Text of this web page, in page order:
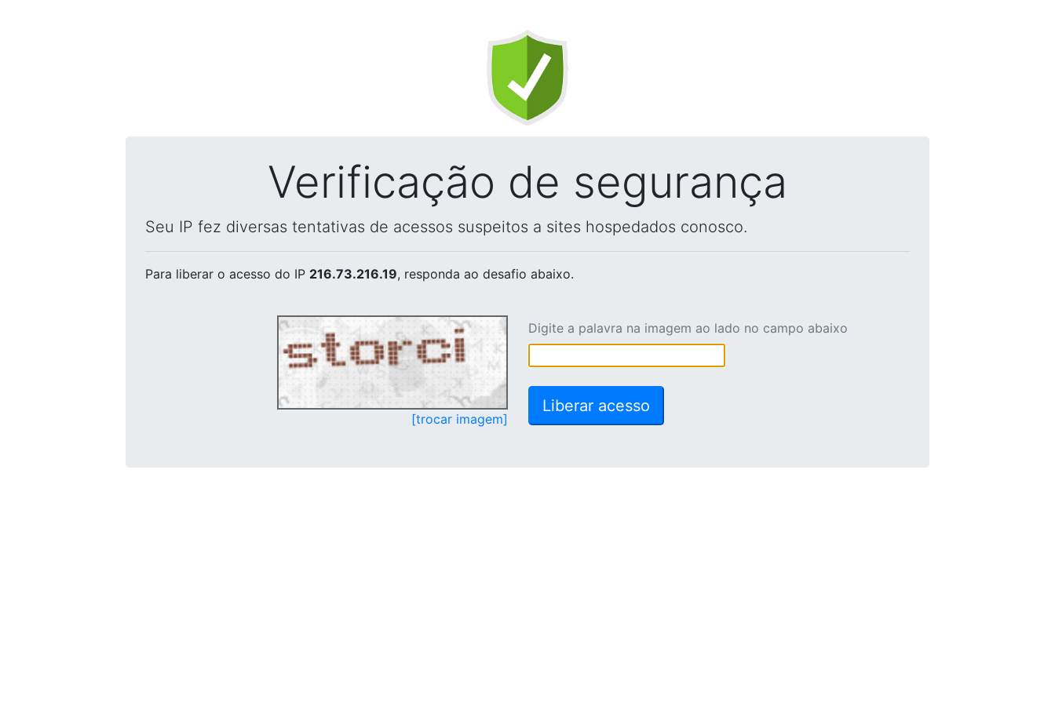
Verificação de segurança
Seu IP fez diversas tentativas de acessos suspeitos a sites hospedados conosco.
Para liberar o acesso do IP 216.73.216.19, responda ao desafio abaixo.
[trocar imagem]
Digite a palavra na imagem ao lado no campo abaixo